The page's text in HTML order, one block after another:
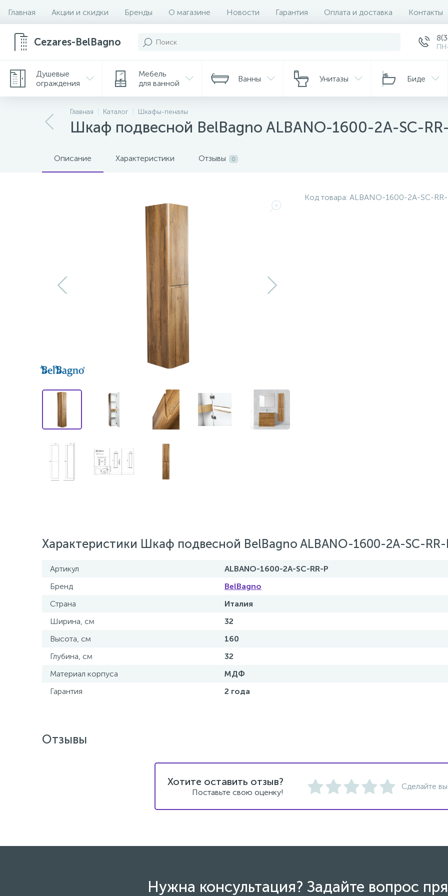
Главная Акции и скидки Бренды О магазине Новости Гарантия Оплата и доставка Контакты
Cezares-BelBagno
Душевые
ограждения
Мебель
для ванной
Ванны Унитазы Биде
Главная Каталог Шкафы-пеналы
Шкаф подвесной BelBagno ALBANO-1600-2A-SC-
Описание Характеристики Отзывы 0
Код товара: ALBANO-1600-2A-SC-
Характеристики Шкаф подвесной BelBagno ALBANO-1600-2A-SC-RR-
Артикул
ALBANO-1600-2A-SC-RR-P
Бренд
BelBagno
Страна
Италия
Ширина, см
32
Высота, см
160
Глубина, см
32
Материал корпуса
МДФ
Гарантия
2 года
Отзывы
Хотите оставить отзыв?
Поставьте свою оценку!
Сделайте
Нужна консультация? Задайте вопрос